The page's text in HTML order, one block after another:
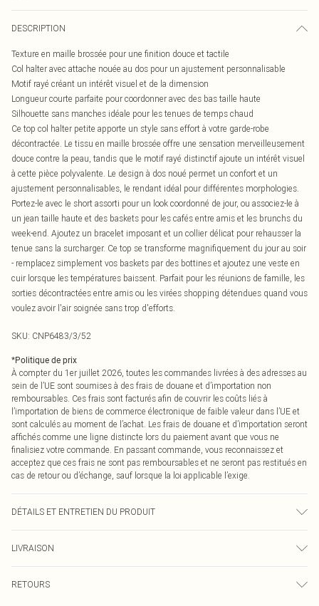
DESCRIPTION
Texture en maille brossée pour une finition douce et tactile
Col halter avec attache nouée au dos pour un ajustement personnalisable
Motif rayé créant un intérêt visuel et de la dimension
Longueur courte parfaite pour coordonner avec des bas taille haute
Silhouette sans manches idéale pour les tenues de temps chaud
Ce top col halter petite apporte un style sans effort à votre garde-robe
décontractée. Le tissu en maille brossée offre une sensation merveilleusement
douce contre la peau, tandis que le motif rayé distinctif ajoute un intérêt visuel
à cette pièce polyvalente. Le design à dos noué permet un confort et un
ajustement personnalisables, le rendant idéal pour différentes morphologies.
Portez-le avec le short assorti pour un look coordonné de jour, ou associez-le à
un jean taille haute et des baskets pour les cafés entre amis et les brunchs du
week-end. Ajoutez un bracelet imposant et un collier délicat pour rehausser la
tenue sans la surcharger. Ce top se transforme magnifiquement du jour au soir
- remplacez simplement vos baskets par des bottines et ajoutez une veste en
cuir lorsque les températures baissent. Parfait pour les réunions de famille, les
sorties décontractées entre amis ou les virées shopping détendues quand vous
voulez avoir l'air soignée sans trop d'efforts.
SKU: CNP6483/3/52
*Politique de prix
À compter du 1er juillet 2026, toutes les commandes livrées à des adresses au
sein de l’UE sont soumises à des frais de douane et d’importation non
remboursables. Ces frais sont facturés afin de couvrir les coûts liés à
l’importation de biens de commerce électronique de faible valeur dans l’UE et
sont calculés au moment de l’achat. Les frais de douane et d’importation seront
affichés comme une ligne distincte lors du paiement avant que vous ne
finalisiez votre commande. En passant commande, vous reconnaissez et
acceptez que ces frais ne sont pas remboursables et ne seront pas restitués en
cas de retour ou d’échange, sauf lorsque la loi applicable l’exige.
DÉTAILS ET ENTRETIEN DU PRODUIT
déteindre.
LIVRAISON
RETOURS